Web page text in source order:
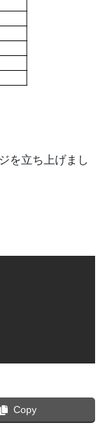
を立ち上げまし
Copy